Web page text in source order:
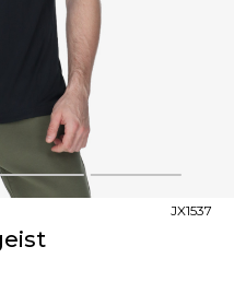
3 4
JX1537